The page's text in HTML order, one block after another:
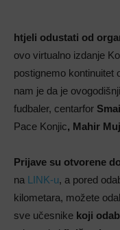
htjeli odustati od
ovo virtualno izdanje
postignemo kontinuitet
nam je da je
fudbaler, centarfor
Pace Konjic, Mahir
Prijave su otvorene
na LINK-u, a pored
kilometara, možete
sve učesnike koji